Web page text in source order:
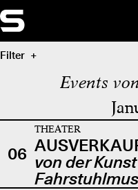
Filter
Events
06
THEATER
von der